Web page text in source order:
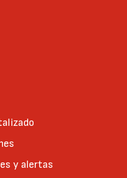
y alertas